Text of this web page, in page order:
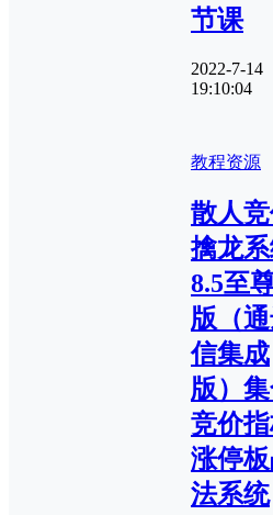
节课
2022-7-14
19:10:04
教程资源
散人
擒龙
8.5至
版（
信集成
版）
竞价
涨停
法系统